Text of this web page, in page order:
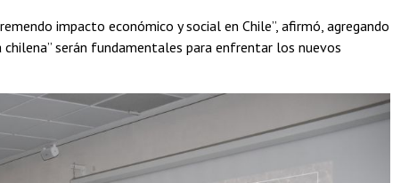
impacto económico y social en Chile”, afirmó, agregando
serán fundamentales para enfrentar los nuevos